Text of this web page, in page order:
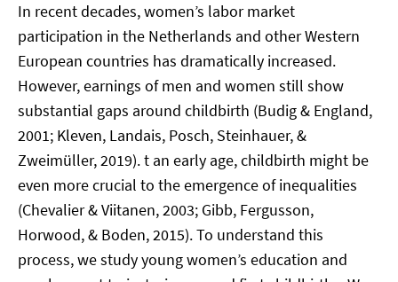
In recent decades, women’s labor market
participation in the Netherlands and other Western
European countries has dramatically increased.
However, earnings of men and women still show
substantial gaps around childbirth (Budig & England,
2001; Kleven, Landais, Posch, Steinhauer, &
Zweimüller, 2019). t an early age, childbirth might be
even more crucial to the emergence of inequalities
(Chevalier & Viitanen, 2003; Gibb, Fergusson,
Horwood, & Boden, 2015). To understand this
process, we study young women’s education and